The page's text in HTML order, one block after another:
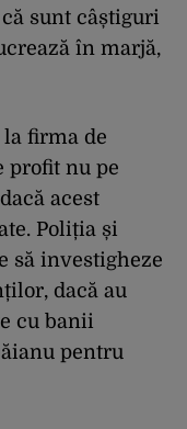
sunt câștiguri
în marjă,
firma de
profit nu pe
acest
Poliția și
să investigheze
dacă au
cu banii
pentru